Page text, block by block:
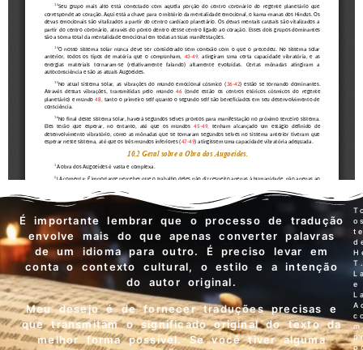
É importante lembrar que o processo de tradução
envolve mais do que apenas converter palavras
de um idioma para outro. É preciso levar em
conta o contexto cultural, o estilo e a intenção
do autor original.
Meu desejo é de fornecer traduções precisas e
que transmitam o significado original do texto da
melhor forma possível. Se você tiver alguma
e